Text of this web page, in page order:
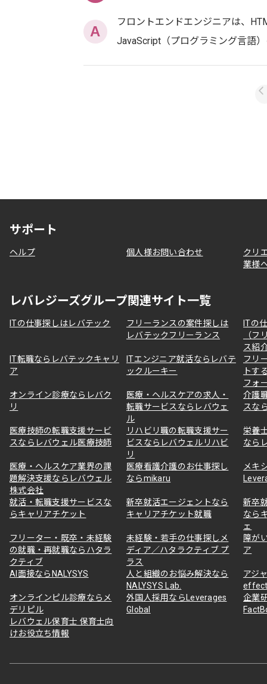
A
フロントエンドエンジニアは、
JavaScript（プログラミング言語
サポート
ヘルプ 個人様お問い合わせ
クリ
業様
レバレジーズグループ関連サイト一覧
ITの仕事探しはレバテック
フリーランスの案件探しは
レバテックフリーランス
ITの
（フ
ス紹
IT転職ならレバテックキャリ
ア
ITエンジニア就活ならレバテ
ックルーキー
フリ
トす
フォ
オンライン診療ならレバク
リ
医療・ヘルスケアの求人・
転職サービスならレバウェ
ル
介護
スな
医療技師の転職支援サービ
スならレバウェル医療技師
リハビリ職の転職支援サー
ビスならレバウェルリハビ
リ
栄養
なら
医療・ヘルスケア業界の課
題解決支援ならレバウェル
株式会社
医療看護介護のお仕事探し
ならmikaru
メキ
就活・転職支援サービスな
らキャリアチケット
新卒就活エージェントなら
キャリアチケット就職
新卒
なら
ェ
フリーター・既卒・未経験
の就職・再就職ならハタラ
クティブ
未経験・若手の仕事探しメ
ディア／ハタラクティブ プ
ラス
障が
ア
AI面接ならNALYSYS
人と組織のお悩み解決なら
NALYSYS Lab.
アジ
オンラインピル診療ならメ
デリピル
外国人採用ならLeverages
Global
企業
レバウェル保育士 保育士向
けお役立ち情報